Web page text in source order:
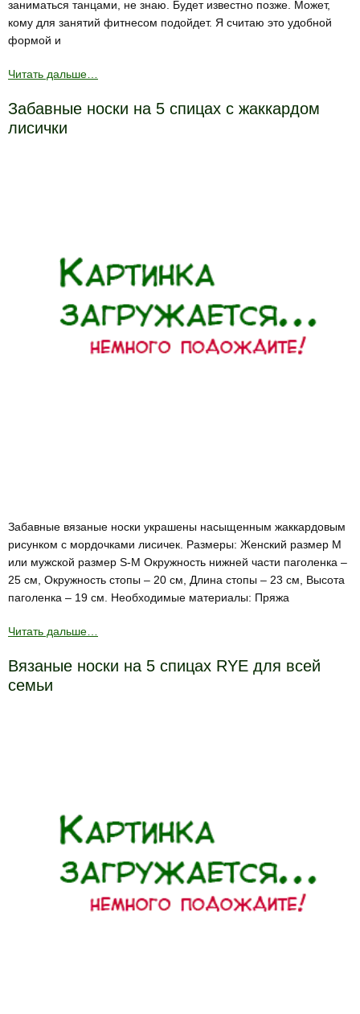
заниматься танцами, не знаю. Будет известно позже. Может,
кому для занятий фитнесом подойдет. Я считаю это удобной
формой и
Читать дальше…
Забавные носки на 5 спицах с жаккардом
лисички
Забавные вязаные носки украшены насыщенным жаккардовым
рисунком с мордочками лисичек. Размеры: Женский размер М
или мужской размер S-M Окружность нижней части паголенка –
25 см, Окружность стопы – 20 см, Длина стопы – 23 см, Высота
паголенка – 19 см. Необходимые материалы: Пряжа
Читать дальше…
Вязаные носки на 5 спицах RYE для всей
семьи